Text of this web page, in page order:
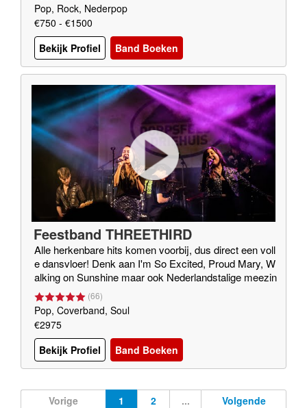
Pop, Rock, Nederpop
€750 - €1500
Bekijk Profiel
Band Boeken
Feestband THREETHIRD
Alle herkenbare hits komen voorbij, dus direct een voll
e dansvloer! Denk aan I'm So Excited, Proud Mary, W
alking on Sunshine maar ook Nederlandstalige meezin
gers en te gekke medleys
(66)
Pop, Coverband, Soul
€2975
Bekijk Profiel
Band Boeken
Vorige 1 2 ... Volgende